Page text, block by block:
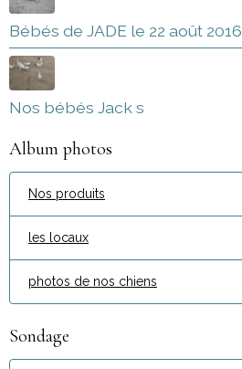
Bébés de JADE le 22 août 2016
Nos bébés Jack s
Album photos
Nos produits
les locaux
photos de nos chiens
Sondage